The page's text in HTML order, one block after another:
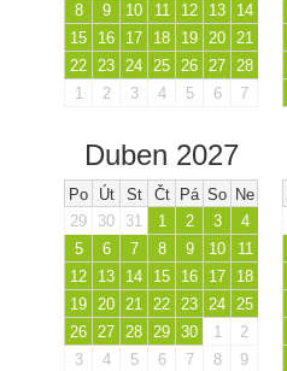
8
9 10 11 12 13
14
15
16 17 18 19 20 21
22 23 24 25 26 27 28
1
2 3 4 5 6 7
Duben 2027
Po Út St Čt Pá So Ne
29
30 31 1 2 3
4
5
6 7 8 9 10
11
12
13 14 15 16 17
18
19 20 21 22 23 24 25
26 27 28 29 30 1
2
3
4 5 6 7 8 9